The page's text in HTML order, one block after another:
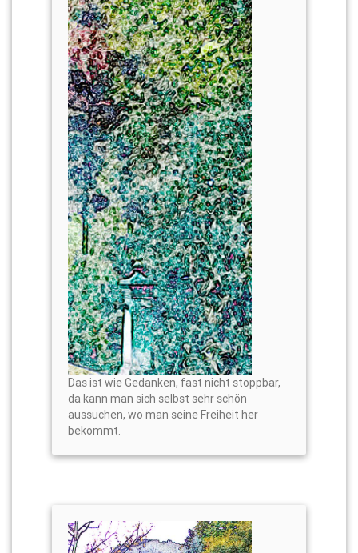
Das ist wie Gedanken, fast nicht stoppbar,
da kann man sich selbst sehr schön
aussuchen, wo man seine Freiheit her
bekommt.